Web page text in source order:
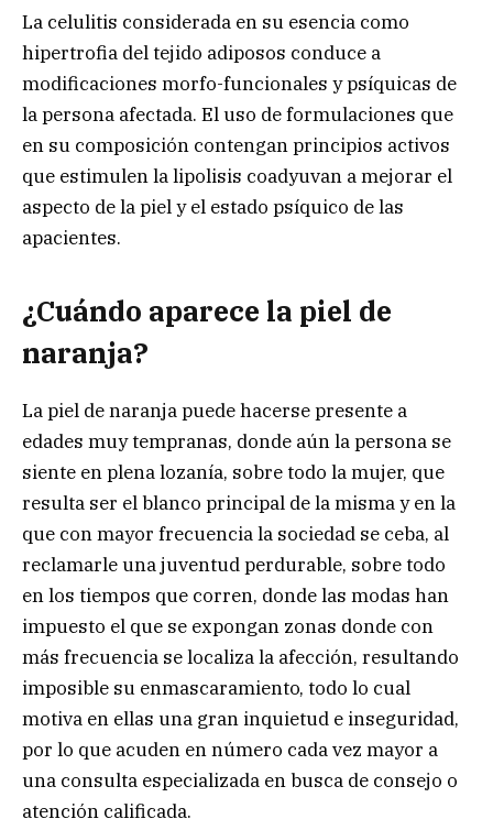
La celulitis considerada en su esencia como
hipertrofia del tejido adiposos conduce a
modificaciones morfo-funcionales y psíquicas de
la persona afectada. El uso de formulaciones que
en su composición contengan principios activos
que estimulen la lipolisis coadyuvan a mejorar el
aspecto de la piel y el estado psíquico de las
apacientes.
¿Cuándo aparece la piel de
naranja?
La piel de naranja puede hacerse presente a
edades muy tempranas, donde aún la persona se
siente en plena lozanía, sobre todo la mujer, que
resulta ser el blanco principal de la misma y en la
que con mayor frecuencia la sociedad se ceba, al
reclamarle una juventud perdurable, sobre todo
en los tiempos que corren, donde las modas han
impuesto el que se expongan zonas donde con
más frecuencia se localiza la afección, resultando
imposible su enmascaramiento, todo lo cual
motiva en ellas una gran inquietud e inseguridad,
por lo que acuden en número cada vez mayor a
una consulta especializada en busca de consejo o
atención calificada.